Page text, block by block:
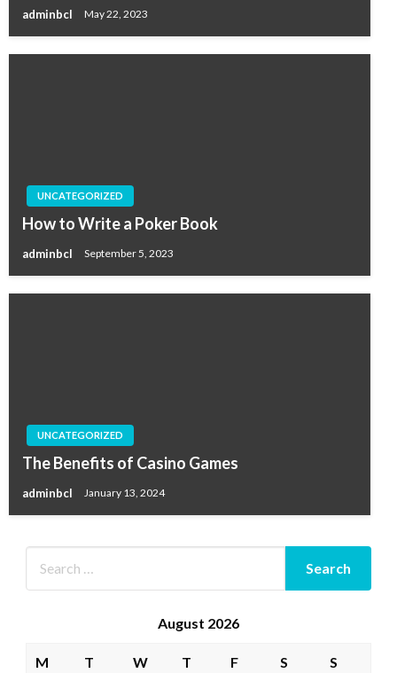
adminbcl May 22, 2023
UNCATEGORIZED
How to Write a Poker Book
adminbcl September 5, 2023
UNCATEGORIZED
The Benefits of Casino Games
adminbcl January 13, 2024
August 2026
M T W T F S S